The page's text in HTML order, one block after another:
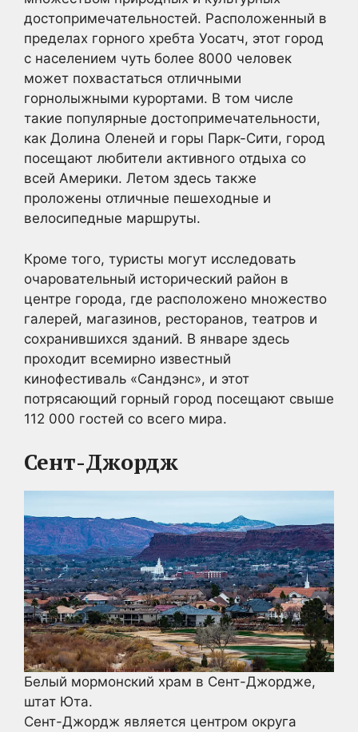
достопримечательностей. Расположенный в
пределах горного хребта Уосатч, этот город
с населением чуть более 8000 человек
может похвастаться отличными
горнолыжными курортами. В том числе
такие популярные достопримечательности,
как Долина Оленей и горы Парк-Сити, город
посещают любители активного отдыха со
всей Америки. Летом здесь также
проложены отличные пешеходные и
велосипедные маршруты.
Кроме того, туристы могут исследовать
очаровательный исторический район в
центре города, где расположено множество
галерей, магазинов, ресторанов, театров и
сохранившихся зданий. В январе здесь
проходит всемирно известный
кинофестиваль «Сандэнс», и этот
потрясающий горный город посещают свыше
112 000 гостей со всего мира.
Сент-Джордж
Белый мормонский храм в Сент-Джордже,
штат Юта.
Сент-Джордж является центром округа